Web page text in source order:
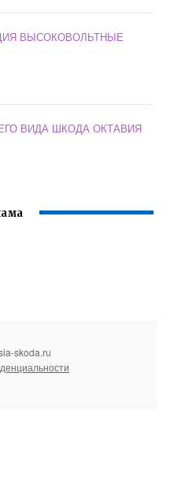
ВЫСОКОВОЛЬТНЫЕ
ВИДА ШКОДА ОКТАВИЯ
skoda.ru